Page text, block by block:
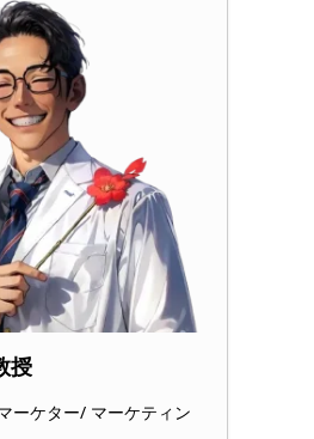
授
ーケター/ マーケティン